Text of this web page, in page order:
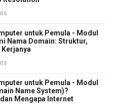
untuk Pemula - Modul
Nama Domain: Struktur,
Kerjanya
untuk Pemula - Modul
Name System)?
Mengapa Internet